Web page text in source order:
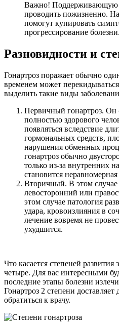
Важно! Поддерживающую
проводить пожизненно.
помогут купировать
прогрессирование болезни.
Разновидности и
Гонартроз поражает обычно
временем может
выделить такие виды
Первичный гонартроз. Он
полностью здорового
появляться вследствие
гормональных средств,
нарушения обменных
гонартроз обычно
только из-за внутренних
становится неравномерная
Вторичный. В этом случае
левосторонний или
этом случае патология
удара, кровоизлияния в
лечение вовремя не
ухудшится.
Что касается степеней развития
четыре. Для вас интересными
последние этапы болезни
Гонартроз 2 степени
обратиться к врачу.